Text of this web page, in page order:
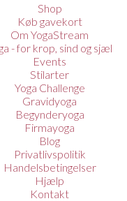
Shop
Køb gavekort
Om YogaStream
- for krop, sind og sjæl
Events
Stilarter
Yoga Challenge
Gravidyoga
Begynderyoga
Firmayoga
Blog
Privatlivspolitik
Handelsbetingelser
Hjælp
Kontakt